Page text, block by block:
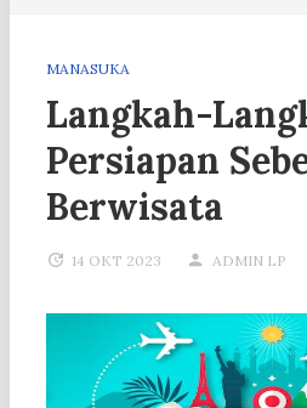
MANASUKA
Langkah-
Persiapan
Berwisata
14 OKT 2023 ADMIN LP